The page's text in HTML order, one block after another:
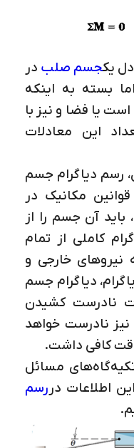
یکجسم صلب در
اما بسته به اینکه
یا فضا و نیز با
این معادلات
رسم دیاگرام جسم
مکانیک در
باید آن جسم را از
کاملی از تمام
نیروهای خارجی و
دیاگرام جسم
نادرست کشیدن
نیز نادرست خواهد
دقت کافی داشت.
تکیه‌گاه‌های مسائل
اطلاعات در رسم